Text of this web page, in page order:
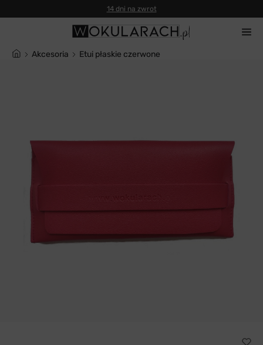
14 dni na zwrot
Akcesoria Etui płaskie czerwone